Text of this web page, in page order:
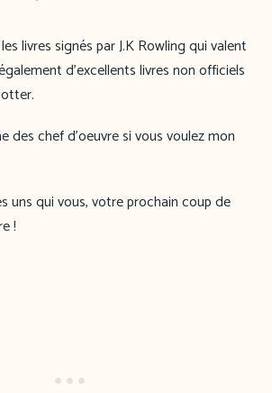
livres signés par J.K Rowling qui valent
d’excellents livres non officiels
des chef d’oeuvre si vous voulez mon
uns qui vous, votre prochain coup de
!